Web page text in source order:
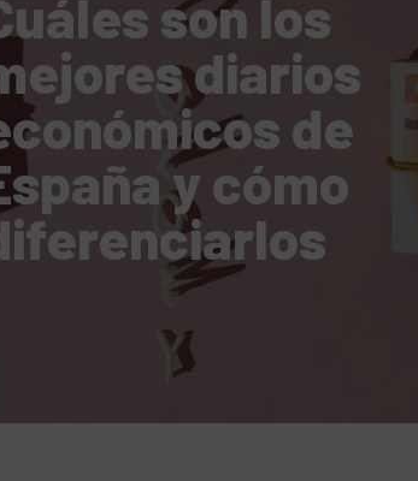
son los
diarios
de
y cómo